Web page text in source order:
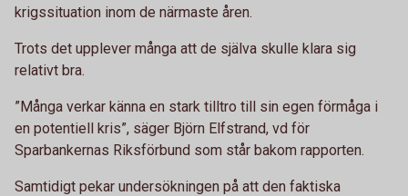
krigssituation inom de närmaste åren.
Trots det upplever många att de själva skulle klara sig
relativt bra.
”Många verkar känna en stark tilltro till sin egen förmåga i
en potentiell kris”, säger Björn Elfstrand, vd för
Sparbankernas Riksförbund som står bakom rapporten.
Samtidigt pekar undersökningen på att den faktiska